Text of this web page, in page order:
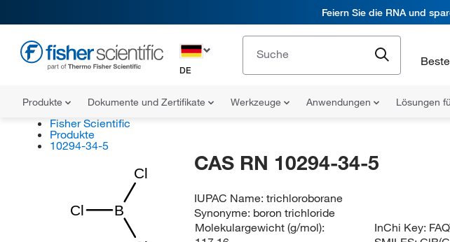
Feiern Sie die RNA und
DE
Produkte Dokumente und Zertifikate Werkzeuge Anwendungen Lösungen
Fisher Scientific
Produkte
10294-34-5
Cl
B
Cl
CAS RN 10294-34-5
IUPAC Name:trichloroborane
Synonyme: boron trichloride
Molekulargewicht (g/mol):
InChi Key: